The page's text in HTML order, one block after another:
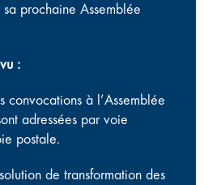
prochaine Assemblée
:
convocations à l’Assemblée
adressées par voie
postale.
de transformation des